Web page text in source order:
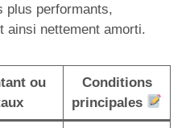
plus performants,
ainsi nettement amorti.
ou
Conditions
principales